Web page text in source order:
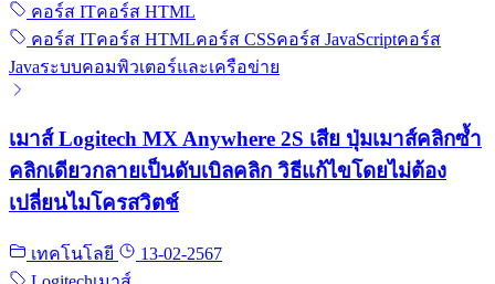
คอร์ส ITคอร์ส HTML
คอร์ส ITคอร์ส HTMLคอร์ส CSSคอร์ส JavaScriptคอร์ส
Javaระบบคอมพิวเตอร์และเครือข่าย
เมาส์ Logitech MX Anywhere 2S เสีย ปุ่มเมาส์คลิกซ้ำ
คลิกเดียวกลายเป็นดับเบิลคลิก วิธีแก้ไขโดยไม่ต้อง
เปลี่ยนไมโครสวิตช์
เทคโนโลยี
13-02-2567